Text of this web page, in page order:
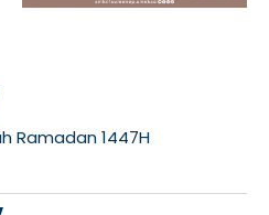
Ramadan 1447H